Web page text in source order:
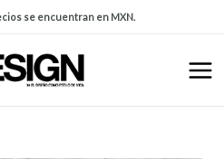
se encuentran en MXN.